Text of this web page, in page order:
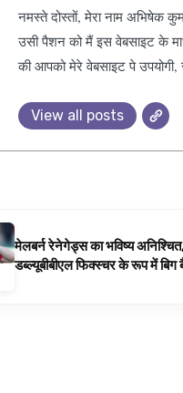
नमस्ते दोस्तों, मेरा नाम अभिषेक
उसी पैशन को मैं इस वेबसाइट के
की आपको मेरे वेबसाइट पे उपयोगी,
View all posts
मेलबर्न रेनेगेड्स का भविष्य
डब्ल्यूबीबीएल फिक्स्चर के रूप में बिग